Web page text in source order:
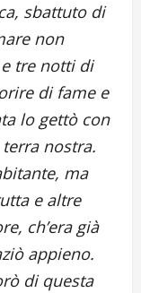
sbattuto di
non
tre notti di
di fame e
lo gettò con
nostra.
ma
e altre
ch’era già
appieno.
di questa